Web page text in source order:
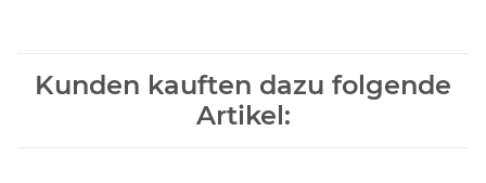
Kunden kauften dazu folgende
Artikel: